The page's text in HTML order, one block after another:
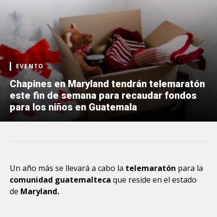
EVENTO
Chapines en Maryland tendrán telemaratón
este fin de semana para recaudar fondos
para los niños en Guatemala
Un año más se llevará a cabo la telemaratón para la
comunidad guatemalteca que reside en el estado
de Maryland.